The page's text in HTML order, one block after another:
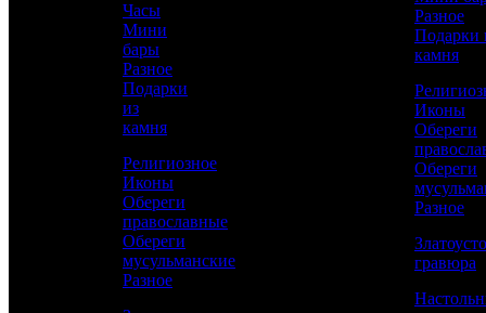
Сравнить товар
Рассчитать доставку СДЭК
РАССЧИТАТЬ
Часы
Мини
бары
Разное
Подарки
из
камня
Религиозное
Иконы
Обереги
православные
Обереги
мусульманские
Разное
Разное
Подарки
камня
Иконы
Обереги
Обереги
Разное
гравюра